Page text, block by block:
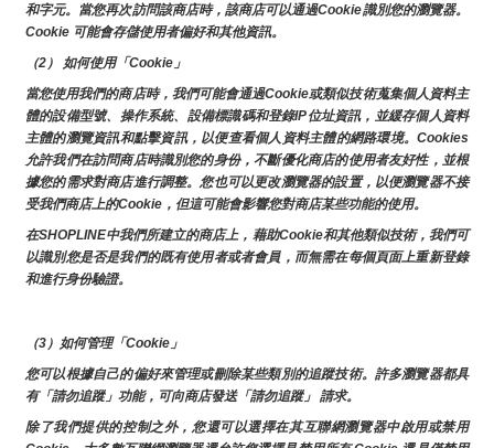
和字元。當您再次訪問該商店時，該商店可以通過Cookie識別您的瀏覽器。
Cookie 可能會存儲使用者偏好和其他資訊。
（2） 如何使用「Cookie」
當您使用我們的商店時，我們可能會通過Cookie或類似技術蒐集個人資料主
體的設備型號、操作系統、設備標識碼和登錄IP位址資訊，並緩存個人資料
主體的瀏覽資訊和點擊資訊，以便查看個人資料主體的網路環境。Cookies
允許我們在訪問商店時識別您的身份，不斷優化商店的使用者友好性，並根
據您的需求對商店進行調整。您也可以更改瀏覽器的設置，以便瀏覽器不接
受我們商店上的Cookie，但這可能會影響您對商店某些功能的使用。
在SHOPLINE中我們所建立的商店上，藉助Cookie和其他類似技術，我們可
以識別您是否是我們的既有使用者或者會員，而無需在每個頁面上重新登錄
和進行身份驗證。
（3）如何管理「Cookie」
您可以根據自己的偏好來管理或刪除某些類別的追蹤技術。許多瀏覽器都具
有「請勿追蹤」功能，可向商店發送「請勿追蹤」 請求。
除了我們提供的控制之外，您還可以選擇在其互聯網瀏覽器中啟用或禁用